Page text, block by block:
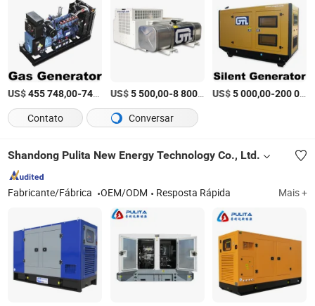
US$455 748,00-740 599,00 /Conjunto
US$5 500,00-8 800,00 /Set
US$5 000,00-200 000,00
Contato Conversar
Shandong Pulita New Energy Technology Co., Ltd.
Fabricante/Fábrica OEM/ODM Resposta Rápida Mais +